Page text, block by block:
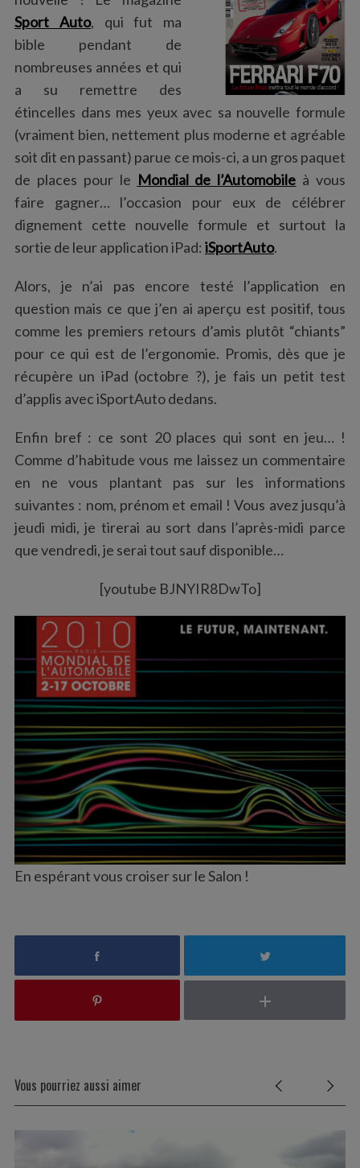
Sport Auto, qui fut ma
bible pendant de
nombreuses années et qui
a su remettre des
étincelles dans mes yeux avec sa nouvelle formule
(vraiment bien, nettement plus moderne et agréable
soit dit en passant) parue ce mois-ci, a un gros paquet
de places pour le Mondial de l’Automobile à vous
faire gagner… l’occasion pour eux de célébrer
dignement cette nouvelle formule et surtout la
sortie de leur application iPad: iSportAuto.
Alors, je n’ai pas encore testé l’application en
question mais ce que j’en ai aperçu est positif, tous
comme les premiers retours d’amis plutôt “chiants”
pour ce qui est de l’ergonomie. Promis, dès que je
récupère un iPad (octobre ?), je fais un petit test
d’applis avec iSportAuto dedans.
Enfin bref : ce sont 20 places qui sont en jeu… !
Comme d’habitude vous me laissez un commentaire
en ne vous plantant pas sur les informations
suivantes : nom, prénom et email ! Vous avez jusqu’à
jeudi midi, je tirerai au sort dans l’après-midi parce
que vendredi, je serai tout sauf disponible…
[youtube BJNYIR8DwTo]
En espérant vous croiser sur le Salon !
Vous pourriez aussi aimer